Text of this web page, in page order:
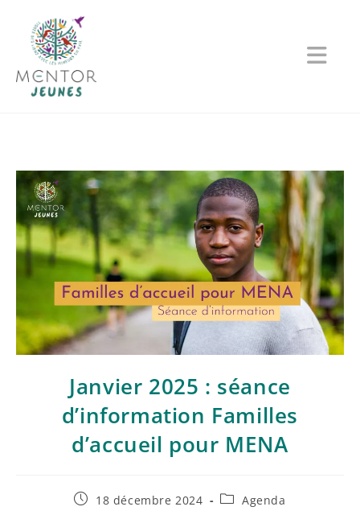
Janvier 2025 : séance
d’information Familles
d’accueil pour MENA
18 décembre 2024 Agenda